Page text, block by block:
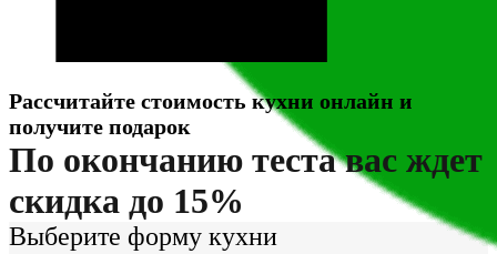
Рассчитайте стоимость кухни онлайн и
получите подарок
По окончанию теста вас ждет
скидка до 15%
Выберите форму кухни